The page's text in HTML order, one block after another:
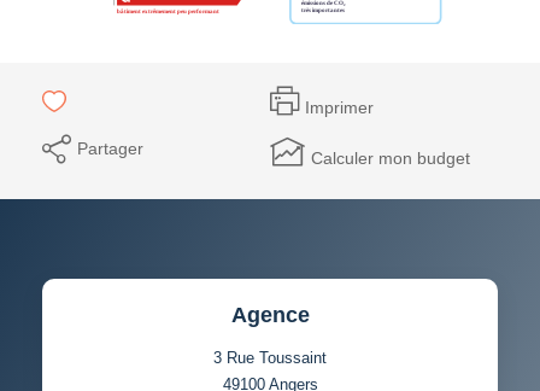
Imprimer
Partager Calculer mon budget
Agence
3 Rue Toussaint
49100 Angers